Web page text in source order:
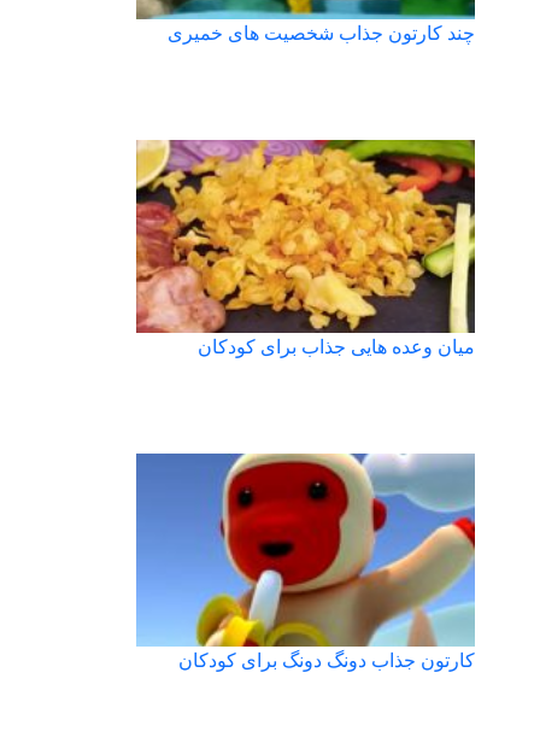
چند کارتون جذاب شخصیت های خمیری
میان وعده هایی جذاب برای کودکان
کارتون جذاب دونگ دونگ برای کودکان